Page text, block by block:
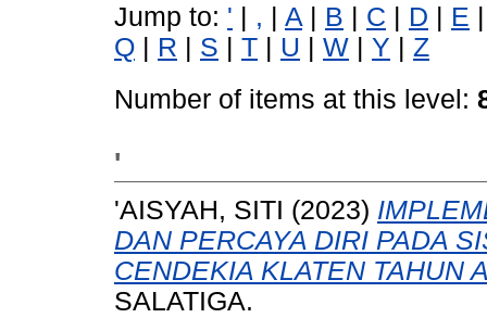
Jump to: ' | , | A | B | C | D | E
Q | R | S | T | U | W | Y | Z
Number of items at this level:
'
'AISYAH, SITI (2023)
DAN PERCAYA DIRI PADA
CENDEKIA KLATEN TAHUN
SALATIGA.